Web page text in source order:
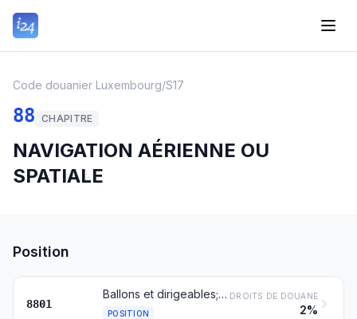
Code douanier Luxembourg/S17
88 CHAPITRE
NAVIGATION AÉRIENNE OU
SPATIALE
Position
8801
Ballons et dirigeables; planeurs, ailes volantes et autres véhicules aériens, non conçus pour la propulsion à moteur
POSITION
DROITS DE DOUANE
2%